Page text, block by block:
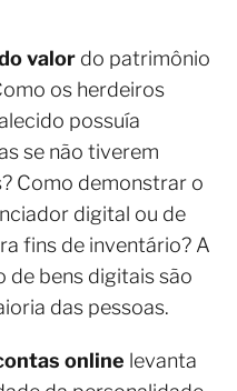
valor do patrimônio
os herdeiros
possuía
se não tiverem
Como demonstrar o
digital ou de
fins de inventário? A
de bens digitais são
das pessoas.
online levanta